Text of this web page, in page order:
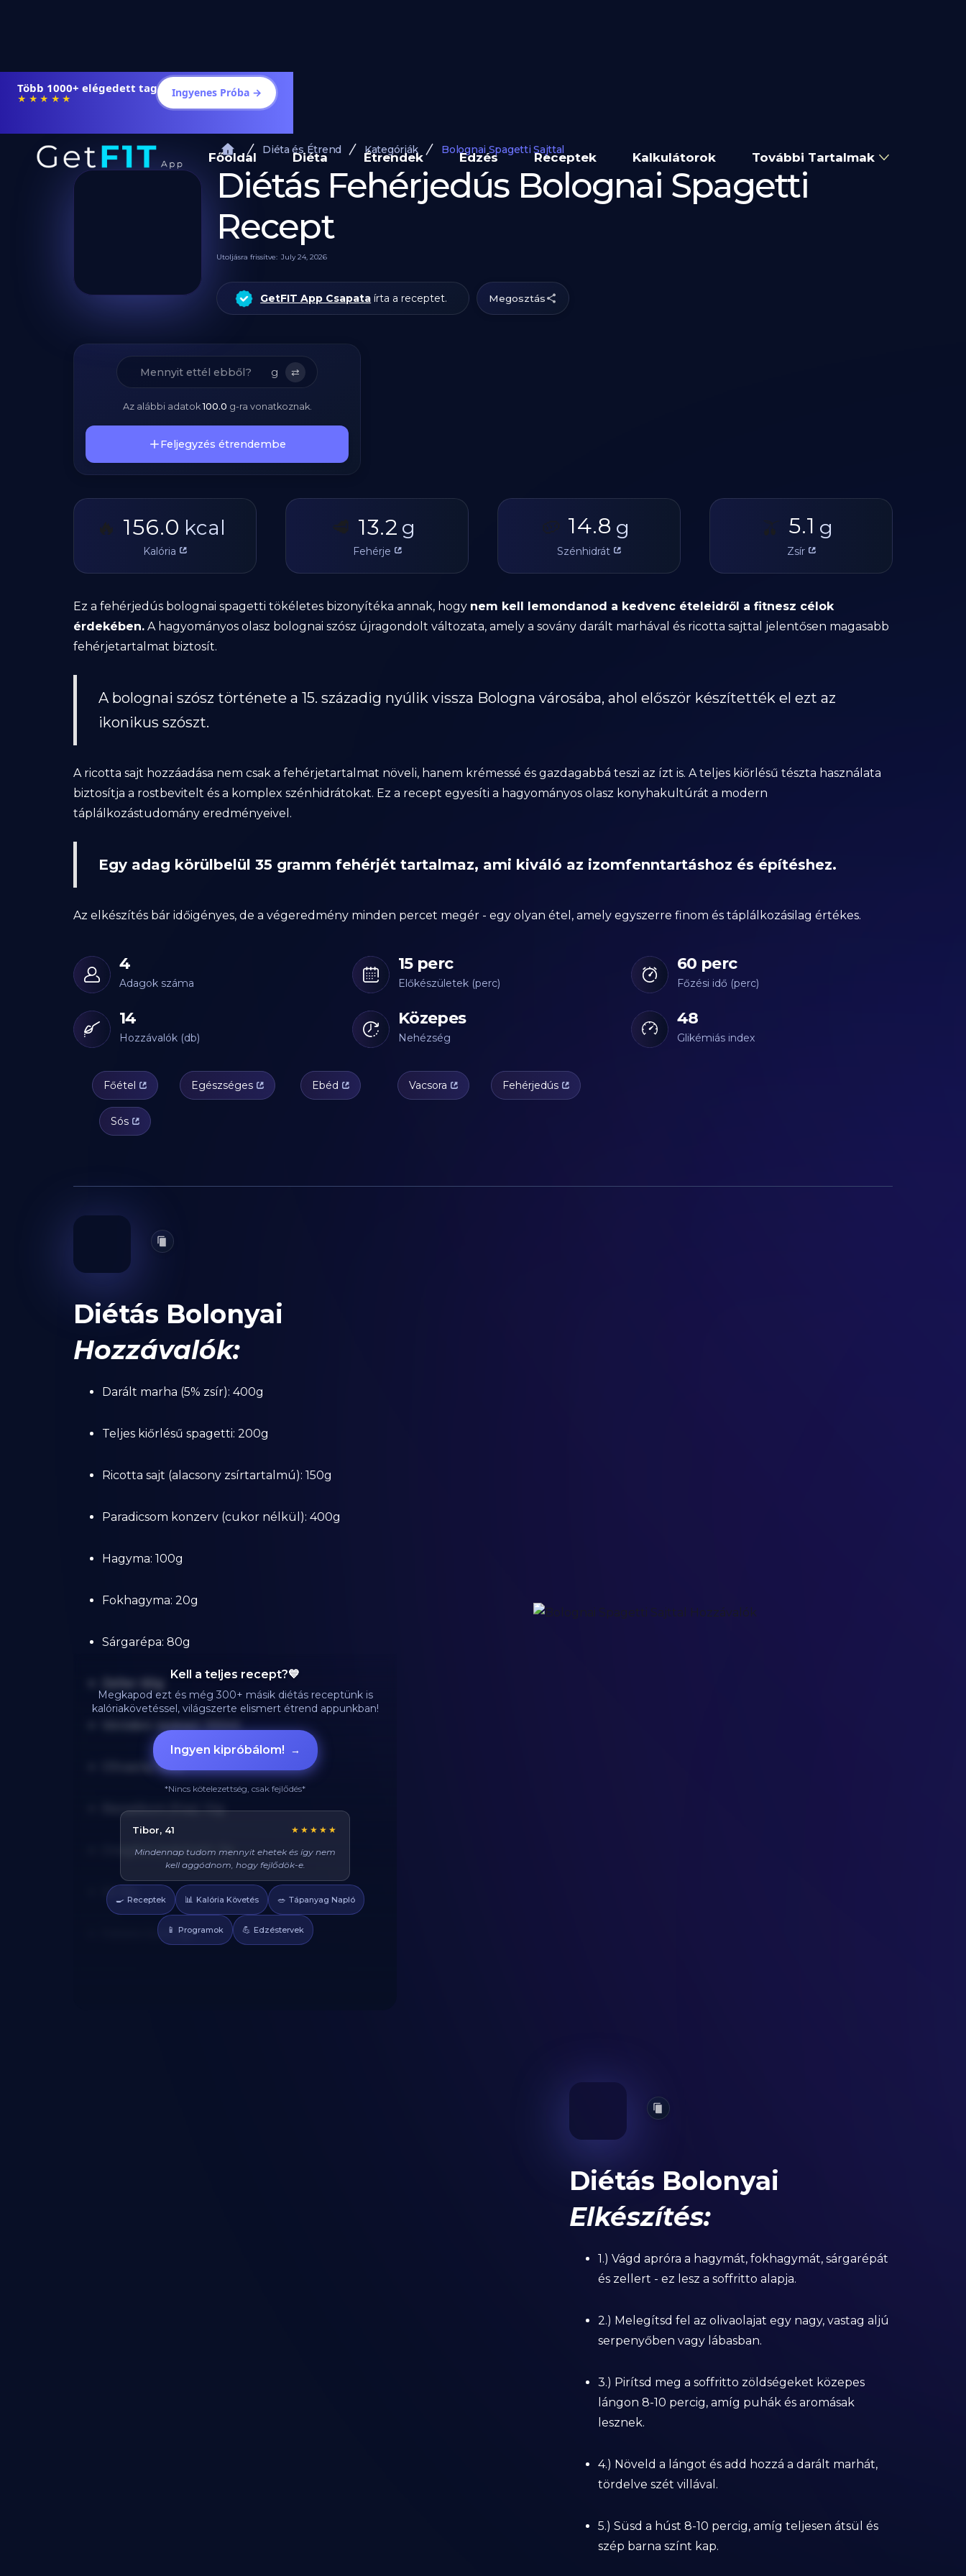
Több 1000+ elégedett tag
★★★★★ Ingyenes Próba →
Főoldal Diéta Étrendek Edzés Receptek Kalkulátorok További Tartalmak
Diéta és Étrend Kategóriák Bolognai Spagetti Sajttal
Diétás Fehérjedús Bolognai Spagetti
Recept
Utoljásra frissítve: July 24, 2026
GetFIT App Csapata írta a receptet. Megosztás
g ⇄
Az alábbi adatok100.0 g-ra vonatkoznak.
Feljegyzés étrendembe
🔥 156.0 kcal
Kalória
🥩 13.2 g
Fehérje
🥔 14.8 g
Szénhidrát
🫒 5.1 g
Zsír
Ez a fehérjedús bolognai spagetti tökéletes bizonyítéka annak, hogy nem kell lemondanod a kedvenc ételeidről a fitnesz célok
érdekében. A hagyományos olasz bolognai szósz újragondolt változata, amely a sovány darált marhával és ricotta sajttal jelentősen magasabb
fehérjetartalmat biztosít.
A bolognai szósz története a 15. századig nyúlik vissza Bologna városába, ahol először készítették el ezt az
ikonikus szószt.
A ricotta sajt hozzáadása nem csak a fehérjetartalmat növeli, hanem krémessé és gazdagabbá teszi az ízt is. A teljes kiőrlésű tészta használata
biztosítja a rostbevitelt és a komplex szénhidrátokat. Ez a recept egyesíti a hagyományos olasz konyhakultúrát a modern
táplálkozástudomány eredményeivel.
Egy adag körülbelül 35 gramm fehérjét tartalmaz, ami kiváló az izomfenntartáshoz és építéshez.
Az elkészítés bár időigényes, de a végeredmény minden percet megér - egy olyan étel, amely egyszerre finom és táplálkozásilag értékes.
4
Adagok száma
15 perc
Előkészületek (perc)
60 perc
Főzési idő (perc)
14
Hozzávalók (db)
Közepes
Nehézség
48
Glikémiás index
Főétel Egészséges Ebéd Vacsora Fehérjedús
Sós
Diétás Bolonyai
Hozzávalók:
Darált marha (5% zsír): 400g
Teljes kiőrlésű spagetti: 200g
Ricotta sajt (alacsony zsírtartalmú): 150g
Paradicsom konzerv (cukor nélkül): 400g
Hagyma: 100g
Fokhagyma: 20g
Sárgarépa: 80g
Vörösbor (száraz): 100ml
Olívaolaj: 15ml
Bazsalikom (friss): 10g
Oregánó (szárított): 3g
Só: 8g
Fekete bors: 2g
Kell a teljes recept?💙
Megkapod ezt és még 300+ másik diétás receptünk is
kalóriakövetéssel, világszerte elismert étrend appunkban!
Ingyen kipróbálom! →
*Nincs kötelezettség, csak fejlődés*
Réka, 29 ★★★★★
Azt hittem diétán csak csirkét és brokkolit lehet
enni, veletek mindig tudok valami finomat
enni, és sosem éhezem!
🍳 Receptek 📊 Kalória Követés 🥗 Tápanyag Napló
📱 Programok 💪 Edzéstervek
Diétás Bolonyai
Elkészítés:
1.) Vágd apróra a hagymát, fokhagymát, sárgarépát
és zellert - ez lesz a soffritto alapja.
2.) Melegítsd fel az olivaolajat egy nagy, vastag aljú
serpenyőben vagy lábasban.
3.) Pirítsd meg a soffritto zöldségeket közepes
lángon 8-10 percig, amíg puhák és aromásak
lesznek.
4.) Növeld a lángot és add hozzá a darált marhát,
tördelve szét villával.
5.) Süsd a húst 8-10 percig, amíg teljesen átsül és
szép barna színt kap.